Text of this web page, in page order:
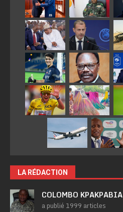
LA RÉDACTION
COLOMBO KPAKPABIA
a publié 1999 articles